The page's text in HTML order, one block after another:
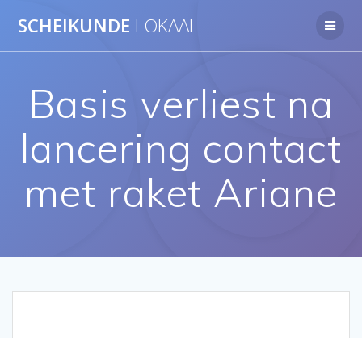
naar
SCHEIKUNDE LOKAAL
Basis verliest na
lancering contact
met raket Ariane